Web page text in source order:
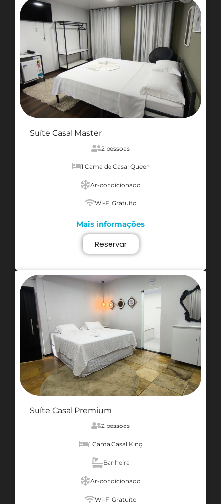
Suíte Casal Master
2 pessoas
1 Cama de Casal Queen
Ar-condicionado
Wi-Fi Gratuíto
Mais informações
Reservar
Suíte Casal Premium
2 pessoas
1 Cama Casal King
Banheira
Ar-condicionado
Wi-Fi Gratuíto